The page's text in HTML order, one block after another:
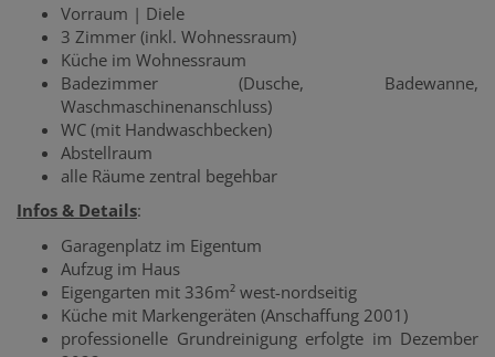
Vorraum | Diele
3 Zimmer (inkl. Wohnessraum)
Küche im Wohnessraum
Badezimmer (Dusche, Badewanne,
Waschmaschinenanschluss)
WC (mit Handwaschbecken)
Abstellraum
alle Räume zentral begehbar
Infos & Details:
Garagenplatz im Eigentum
Aufzug im Haus
Eigengarten mit 336m² west-nordseitig
Küche mit Markengeräten (Anschaffung 2001)
professionelle Grundreinigung erfolgte im Dezember